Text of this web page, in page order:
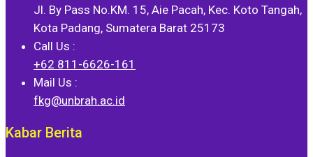
Jl. By Pass No.KM. 15, Aie Pacah, Kec. Koto Tangah,
Kota Padang, Sumatera Barat 25173
Call Us :
+62 811-6626-161
Mail Us :
fkg@unbrah.ac.id
Kabar Berita